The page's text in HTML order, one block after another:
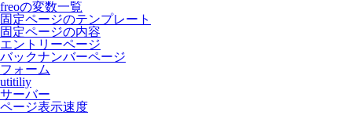
freoの変数一覧
固定ページのテンプレート
固定ページの内容
エントリーページ
バックナンバーページ
フォーム
utitiliy
サーバー
ページ表示速度